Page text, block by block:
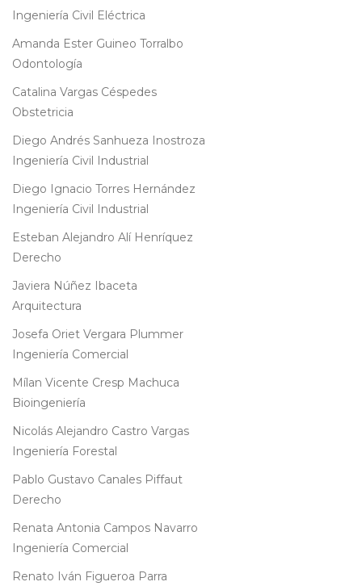
Ingeniería Civil Eléctrica
Amanda Ester Guineo Torralbo
Odontología
Catalina Vargas Céspedes
Obstetricia
Diego Andrés Sanhueza Inostroza
Ingeniería Civil Industrial
Diego Ignacio Torres Hernández
Ingeniería Civil Industrial
Esteban Alejandro Alí Henríquez
Derecho
Javiera Núñez Ibaceta
Arquitectura
Josefa Oriet Vergara Plummer
Ingeniería Comercial
Mílan Vicente Cresp Machuca
Bioingeniería
Nicolás Alejandro Castro Vargas
Ingeniería Forestal
Pablo Gustavo Canales Piffaut
Derecho
Renata Antonia Campos Navarro
Ingeniería Comercial
Renato Iván Figueroa Parra